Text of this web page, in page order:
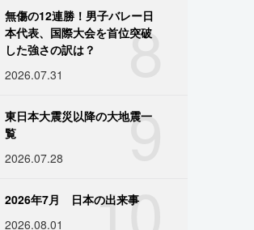
8
無傷の12連勝！男子バレー日
本代表、国際大会を首位突破
した強さの訳は？
2026.07.31
9
東日本大震災以降の大地震一
覧
2026.07.28
10
2026年7月 日本の出来事
2026.08.01